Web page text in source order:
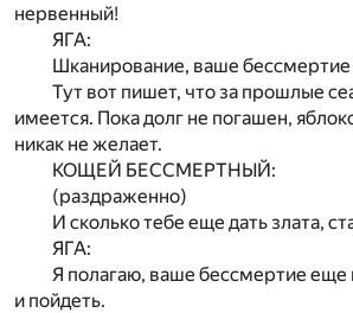
нервенный!
ЯГА:
Шканирование, ваше бессмертие
Тут вот пишет, что за прошлые
имеется. Пока долг не погашен,
никак не желает.
КОЩЕЙ БЕССМЕРТНЫЙ:
(раздраженно)
И сколько тебе еще дать злата,
ЯГА:
Я полагаю, ваше бессмертие еще
и пойдеть.